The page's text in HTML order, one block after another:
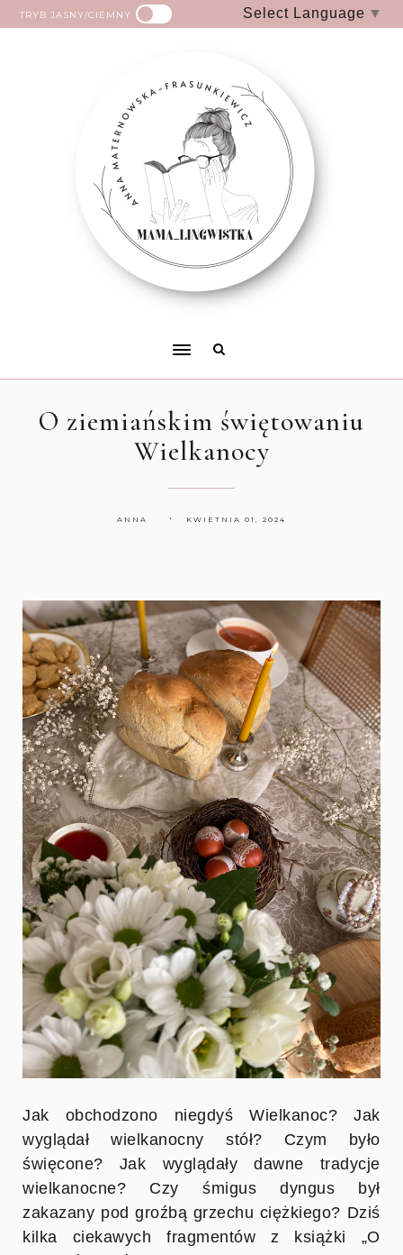
TRYB JASNY/CIEMNY Select Language ▼
O ziemiańskim świętowaniu
Wielkanocy
ANNA KWIETNIA 01, 2024
Jak obchodzono niegdyś Wielkanoc? Jak
wyglądał wielkanocny stół? Czym było
święcone? Jak wyglądały dawne tradycje
wielkanocne? Czy śmigus dyngus był
zakazany pod groźbą grzechu ciężkiego? Dziś
kilka ciekawych fragmentów z książki „O